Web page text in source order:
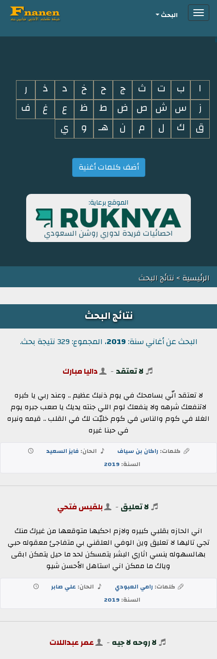
i
Toggleالبحث
ا ب ت ث ج ح خ د ذ
ر
ز
س ش ص ض ط ظ ع غ
ف
ق
ك ل م ن هـ و ي
أضف كلمات أغنية
الموقع برعاية:
احصائيات فريدة لدوري روشن السعودي
الرئيسية> نتائج البحث
نتائج البحث
البحث عن أغاني سنة: 2019، المجموع: 329 نتيجة بحث.
لا تعتقد - داليا مبارك
لا تعتقد انّي بسامحك في يوم ذنبك عظيم .. وعند ربي يا كبره
لاتنفعك شرهه ولا ينفعك لوم اللي جنته يديك يا صعب جبره يوم
الغلا في كوم والناس في كوم خليّت لك في القلب .. قيمه ونبره
في حبنا غيره
كلمات: راكان بن سياف الحان: فايز السعيد
السنة:2019
لا تعليق - بلقيس فتحي
اني الحازه بقلبي كبيره ولازم احكيها متوقعها من غيرك منك
تجي تاليها لا تعليق وين الوفي العلقني بي متفاجئ معقوله حبي
بهالسهوله ينسي اثاري البشر يتمسكن لحد ما حيل يتمكن ابقى
وياك ما ممكن اني استاهل الأحسن شيو
كلمات: رامي العبودي الحان: علي صابر
السنة:2019
لا روحه لا جيه - عمر عبداللات